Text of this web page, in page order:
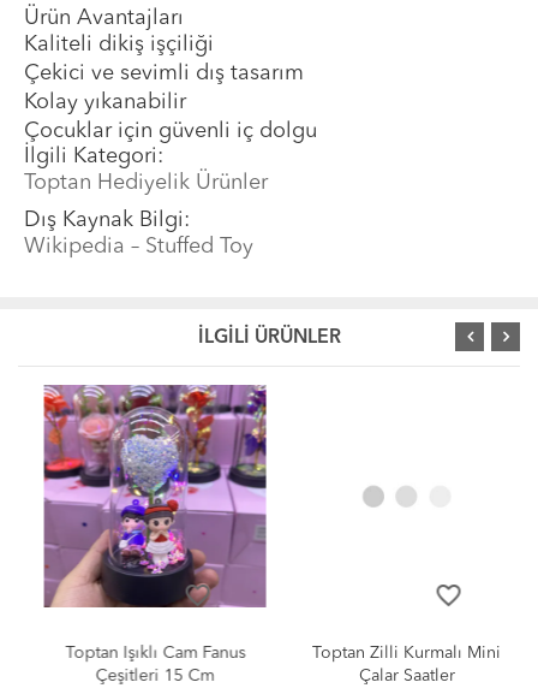
Ürün Avantajları
Kaliteli dikiş işçiliği
Çekici ve sevimli dış tasarım
Kolay yıkanabilir
Çocuklar için güvenli iç dolgu
İlgili Kategori:
Toptan Hediyelik Ürünler
Dış Kaynak Bilgi:
Wikipedia – Stuffed Toy
İLGİLİ ÜRÜNLER
favorite_border
Toptan Işıklı Cam Fanus
Çeşitleri 15 Cm
favorite_border
Toptan Zilli Kurmalı Mini
Çalar Saatler